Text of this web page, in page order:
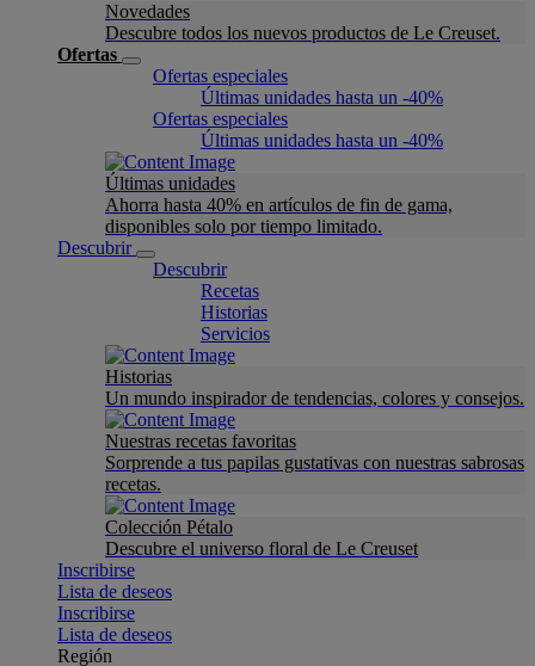
Novedades
Descubre todos los nuevos productos de Le Creuset.
Ofertas
Ofertas especiales
Últimas unidades hasta un -40%
Ofertas especiales
Últimas unidades hasta un -40%
Últimas unidades
Ahorra hasta 40% en artículos de fin de gama,
disponibles solo por tiempo limitado.
Descubrir
Descubrir
Recetas
Historias
Servicios
Historias
Un mundo inspirador de tendencias, colores y consejos.
Nuestras recetas favoritas
Sorprende a tus papilas gustativas con nuestras sabrosas
recetas.
Colección Pétalo
Descubre el universo floral de Le Creuset
Inscribirse
Lista de deseos
Inscribirse
Lista de deseos
Región